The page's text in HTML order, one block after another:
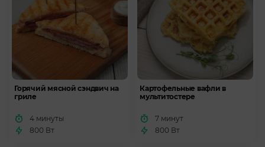
Горячий мясной сэндвич на
гриле
4 минуты
800 Вт
Картофельные вафли в
мультитостере
7 минут
800 Вт